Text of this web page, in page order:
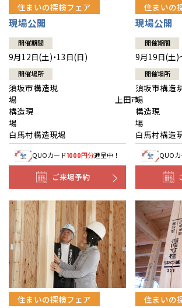
住まいの探検フェア
現場公開
開催期間
9月12日(土)・13日(日)
開催場所
須坂市構造現
場 上田市
構造現
場
白馬村構造現場
QUOカード1000円分進呈中！
ご来場予約
住まいの
現場公開
開催期間
9月19日(土)
開催場所
須坂市構造
場
構造現
白馬
QUOカ
住まいの探検フェア 住まいの